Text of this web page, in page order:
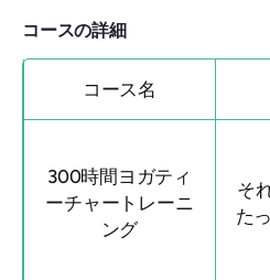
コースの詳細
コース名
300時間ヨガティ
ーチャートレーニ
ング
そ
た